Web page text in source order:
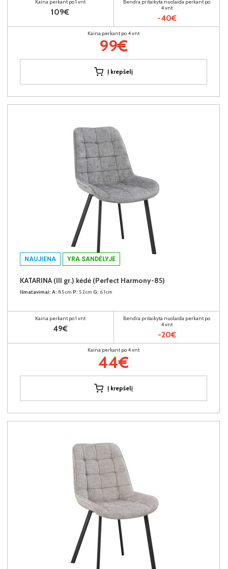
Kaina perkant po 1 vnt
109€
Bendra pritaikyta nuolaida perkant po
4 vnt
-40€
Kaina perkant po 4 vnt
99€
Į krepšelį
NAUJIENA YRA SANDĖLYJE
KATARINA (III gr.) kėdė (Perfect Harmony-85)
Išmatavimai: A: 85cm P: 52cm G: 61cm
Kaina perkant po 1 vnt
49€
Bendra pritaikyta nuolaida perkant po
4 vnt
-20€
Kaina perkant po 4 vnt
44€
Į krepšelį